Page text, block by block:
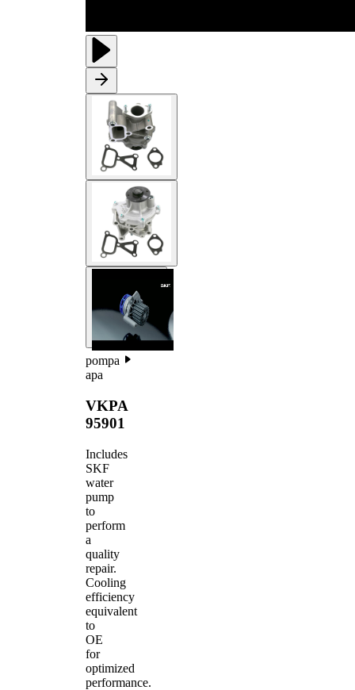
pompa
apa
VKPA
95901
Includes
SKF
water
pump
to
perform
a
quality
repair.
Cooling
efficiency
equivalent
to
OE
for
optimized
performance.